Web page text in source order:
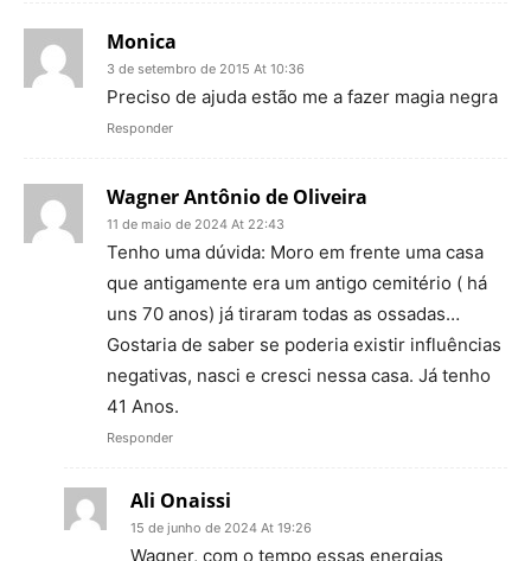
Monica
3 de setembro de 2015 At 10:36
Preciso de ajuda estão me a fazer magia negra
Responder
Wagner Antônio de Oliveira
11 de maio de 2024 At 22:43
Tenho uma dúvida: Moro em frente uma casa
que antigamente era um antigo cemitério ( há
uns 70 anos) já tiraram todas as ossadas…
Gostaria de saber se poderia existir influências
negativas, nasci e cresci nessa casa. Já tenho
41 Anos.
Responder
Ali Onaissi
15 de junho de 2024 At 19:26
Wagner, com o tempo essas energias